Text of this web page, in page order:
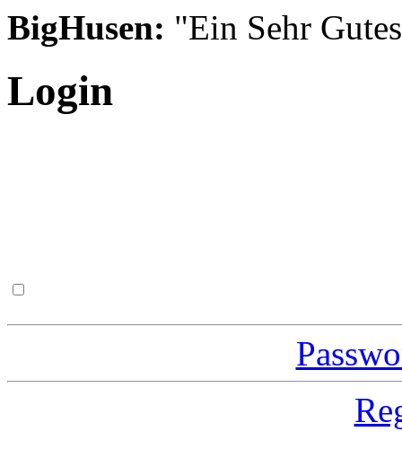
BigHusen: "Ein Sehr
Login